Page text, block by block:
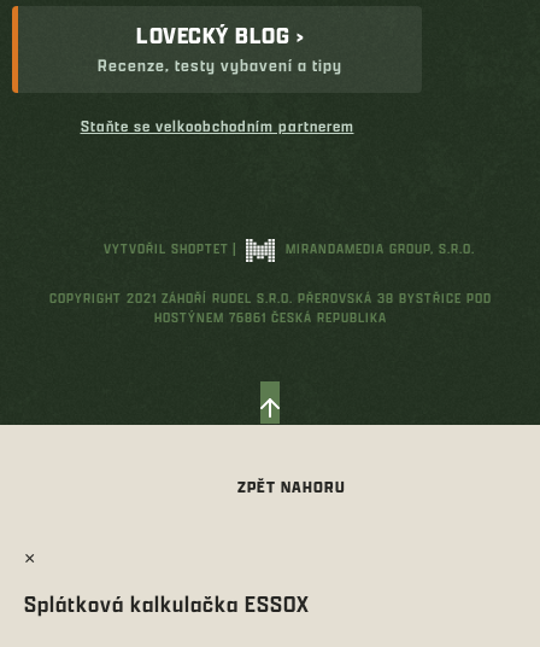
LOVECKÝ BLOG ›
Recenze, testy vybavení a tipy
Staňte se velkoobchodním partnerem
VYTVOŘIL SHOPTET | MIRANDAMEDIA GROUP, S.R.O.
COPYRIGHT 2021 ZÁHOŘÍ RUDEL S.R.O. PŘEROVSKÁ 38 BYSTŘICE POD
HOSTÝNEM 76861 ČESKÁ REPUBLIKA
×
Splátková kalkulačka ESSOX